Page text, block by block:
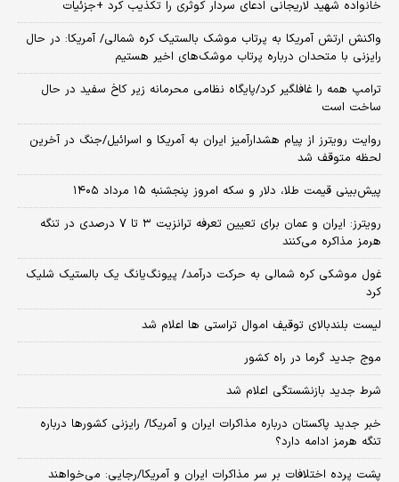
خانواده شهید لاریجانی ادعای سردار کوثری را تکذیب کرد +جزئیات
واکنش ارتش آمریکا به پرتاب موشک بالستیک کره شمالی/ آمریکا: در حال
رایزنی با متحدان درباره پرتاب موشک‌های اخیر هستیم
ترامپ همه را غافلگیر کرد/پایگاه نظامی محرمانه زیر کاخ سفید در حال
ساخت است
روایت رویترز از پیام هشدارآمیز ایران به آمریکا و اسرائیل/جنگ در آخرین
لحظه متوقف شد
پیش‌بینی قیمت طلا، دلار و سکه امروز پنجشنبه ۱۵ مرداد ۱۴۰۵
رویترز: ایران و عمان برای تعیین تعرفه ترانزیت ۳ تا ۷ درصدی در تنگه
هرمز مذاکره می‌کنند
غول موشکی کره شمالی به حرکت درآمد/ پیونگ‌یانگ یک بالستیک شلیک
کرد
لیست بلندبالای توقیف اموال تراستی ها اعلام شد
موج جدید گرما در راه کشور
شرط جدید بازنشستگی اعلام شد
خبر جدید پاکستان درباره مذاکرات ایران و آمریکا/ رایزنی کشورها درباره
تنگه هرمز ادامه دارد؟
پشت پرده اختلافات بر سر مذاکرات ایران و آمریکا/رجایی: می‌خواهند